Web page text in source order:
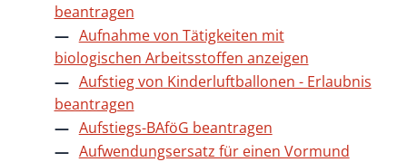
beantragen
Aufnahme von Tätigkeiten mit
biologischen Arbeitsstoffen anzeigen
Aufstieg von Kinderluftballonen - Erlaubnis
beantragen
Aufstiegs-BAföG beantragen
Aufwendungsersatz für einen Vormund